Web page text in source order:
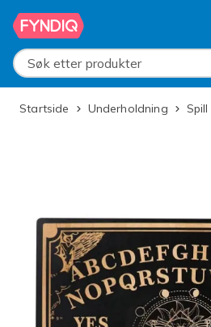
Hopp til hovedinnhold
Søk etter produkter
Startside Underholdning